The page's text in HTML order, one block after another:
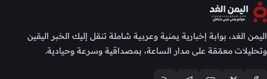
اليمن الغد، بوابة إخبارية يمنية وعربية شاملة تنقل إليك الخبر اليقين
وتحليلات معمّقة على مدار الساعة، بمصداقية وسرعة وحيادية.